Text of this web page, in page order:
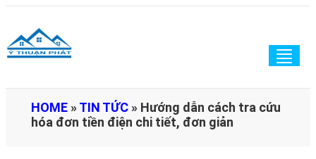
HOME »TIN TỨC » Hướng dẫn cách tra cứu
hóa đơn tiền điện chi tiết, đơn giản